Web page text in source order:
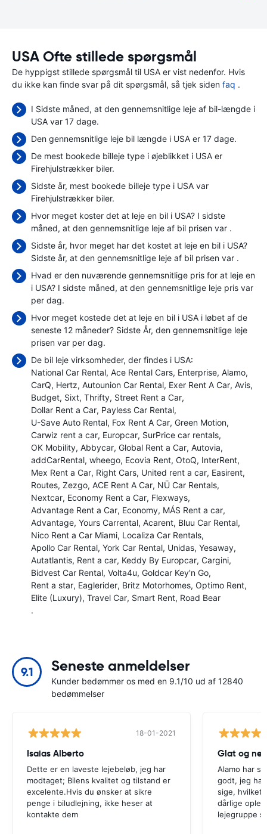
USA Ofte stillede spørgsmål
De hyppigst stillede spørgsmål til USA er vist nedenfor. Hvis
du ikke kan finde svar på dit spørgsmål, så tjek siden faq .
I Sidste måned, at den gennemsnitlige leje af bil-længde i
USA var 17 dage.
Den gennemsnitlige leje bil længde i USA er 17 dage.
De mest bookede billeje type i øjeblikket i USA er
Firehjulstrækker biler.
Sidste år, mest bookede billeje type i USA var
Firehjulstrækker biler.
Hvor meget koster det at leje en bil i USA? I sidste
måned, at den gennemsnitlige leje af bil prisen var .
Sidste år, hvor meget har det kostet at leje en bil i USA?
Sidste år, at den gennemsnitlige leje af bil prisen var .
Hvad er den nuværende gennemsnitlige pris for at leje en
i USA? I sidste måned, at den gennemsnitlige leje pris var
per dag.
Hvor meget kostede det at leje en bil i USA i løbet af de
seneste 12 måneder? Sidste År, den gennemsnitlige leje
prisen var per dag.
De bil leje virksomheder, der findes i USA:
National Car Rental Ace Rental Cars Enterprise Alamo
CarQ Hertz Autounion Car Rental Exer Rent A Car Avis
Budget Sixt Thrifty Street Rent a Car
Dollar Rent a Car Payless Car Rental
U-Save Auto Rental Fox Rent A Car Green Motion
Carwiz rent a car Europcar SurPrice car rentals
OK Mobility Abbycar Global Rent a Car Autovia
addCarRental wheego Ecovia Rent OtoQ InterRent
Mex Rent a Car Right Cars United rent a car Easirent
Routes Zezgo ACE Rent A Car NÜ Car Rentals
Nextcar Economy Rent a Car Flexways
Advantage Rent a Car Economy MÁS Rent a car
Advantage Yours Carrental Acarent Bluu Car Rental
Nico Rent a Car Miami Localiza Car Rentals
Apollo Car Rental York Car Rental Unidas Yesaway
Autatlantis Rent a car Keddy By Europcar Cargini
Bidvest Car Rental Volta4u Goldcar Key'n Go
Rent a star Eaglerider Britz Motorhomes Optimo Rent
Elite (Luxury) Travel Car Smart Rent Road Bear
.
9.1 Seneste anmeldelser
Kunder bedømmer os med en 9.1/10 ud af 12840
bedømmelser
18-01-2021
Isaias Alberto
Dette er en laveste lejebeløb, jeg har
modtaget; Bilens kvalitet og tilstand er
excelente.Hvis du ønsker at sikre
penge i biludlejning, ikke heser at
kontakte dem
Glat og
Alamo har
godt, jeg
sige, hvilket
dårlige
lejegruppe